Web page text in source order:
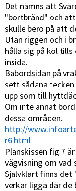
Det nämns att
"bortbränd" och att
skulle bero på att
Utan riggen och i
hålla sig på köl tills
insida.
Babordsidan på
sett sådana
upp som till
Om inte annat
dessa områden.
http://
r6.html
Planskissen fig 7
vägvisning om vad
Självklart finns det
verkar ligga där